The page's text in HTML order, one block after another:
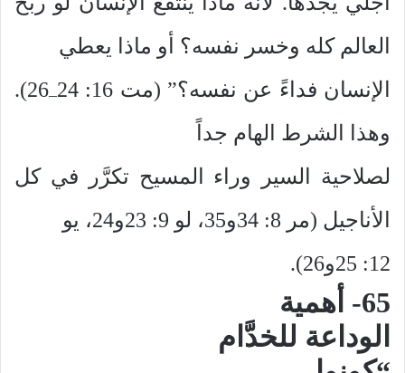
العالم كله وخسر نفسه؟ أو ماذا يعطي
الإنسان فداءً عن نفسه؟” (مت 16: 24
–
26).
وهذا الشرط الهام جداً
لصلاحية السير وراء المسيح تكرَّر في كل
الأناجيل (مر 8: 34و35، لو 9: 23و24، يو
12: 25و26).
65- أهمية
الوداعة للخدَّام